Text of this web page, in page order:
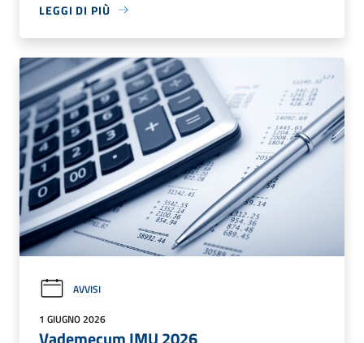
LEGGI DI PIÙ
AVVISI
1 GIUGNO 2026